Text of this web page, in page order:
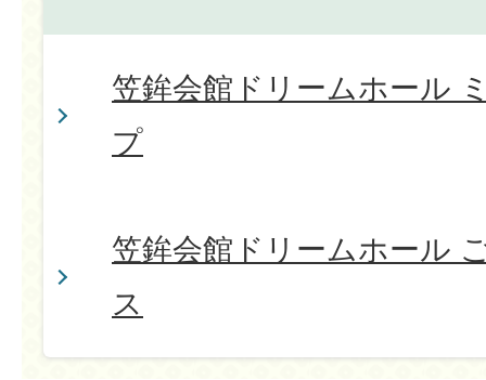
笠鉾会館ドリームホール
プ
笠鉾会館ドリームホール
ス